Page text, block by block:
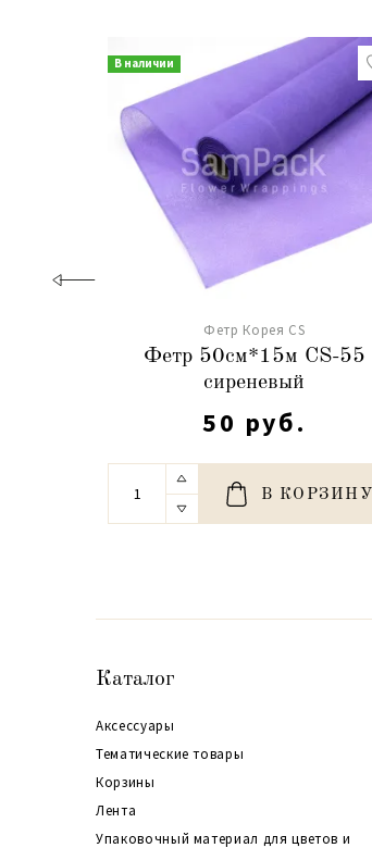
В наличии
Фетр Корея CS
Фетр 50см*15м CS-55
сиреневый
50 руб.
В КОРЗИНУ
Каталог
Аксессуары
Тематические товары
Корзины
Лента
Упаковочный материал для цветов и